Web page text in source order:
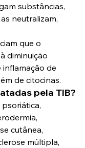
substâncias,
neutralizam,
que o
diminuição
de
de citocinas.
pela TIB?
cutânea,
múltipla,